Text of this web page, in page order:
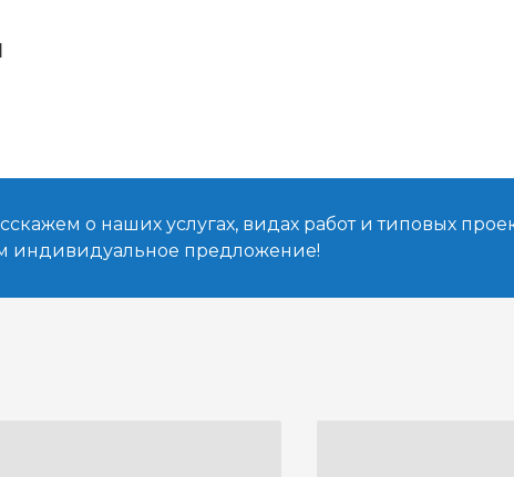
о наших услугах, видах работ и типовых
индивидуальное предложение!